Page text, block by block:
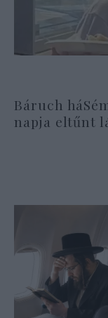
Báruch
napja eltűnt